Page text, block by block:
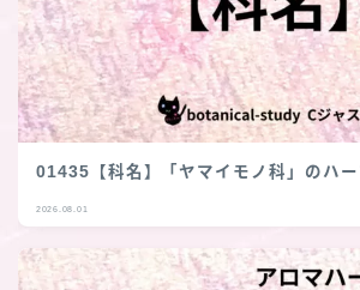
01435【科名】「ヤマイモノ科」のハー
2026.08.01